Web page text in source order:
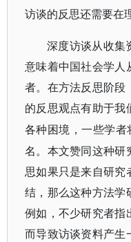
访谈的反思还需要在
深度访谈从收集
意味着中国社会学人
者。在方法反思阶段
的反思观点有助于我
各种困境，一些学
名。本文赞同这种研
思如果只是来自研究
结，那么这种方法学
例如，不少研究者指
而导致访谈资料产生